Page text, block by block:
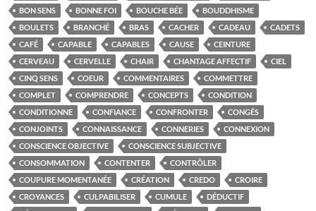
BON SENS
BONNE FOI BOUCHE BÉE
BOUDDHISME
BOULETS
BRANCHÉ BRAS CACHER CADEAU
CADETS
CAFÉ
CAPABLE CAPABLES CAUSE
CEINTURE
CERVEAU
CERVELLE CHAIR CHANTAGE AFFECTIF
CIEL
CINQ SENS
COEUR COMMENTAIRES
COMMETTRE
COMPLET
COMPRENDRE CONCEPTS
CONDITION
CONDITIONNE
CONFIANCE CONFRONTER
CONGÉS
CONJOINTS
CONNAISSANCE CONNERIES
CONNEXION
CONSCIENCE OBJECTIVE
CONSCIENCE SUBJECTIVE
CONSOMMATION
CONTENTER
CONTRÔLER
COUPURE MOMENTANÉE
CRÉATION CREDO
CROIRE
CROYANCES
CULPABILISER CUMULE
DÉDUCTIF